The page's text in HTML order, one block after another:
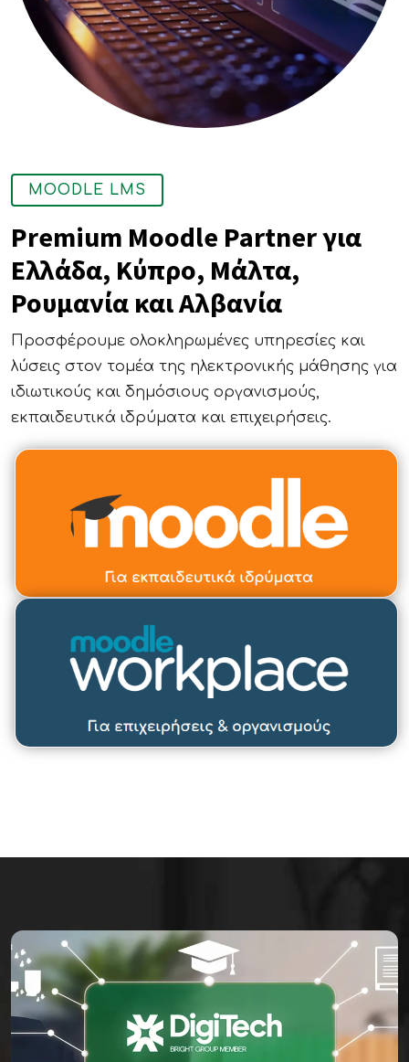
MOODLE LMS
Premium Moodle Partner για
Ελλάδα, Κύπρο, Μάλτα,
Ρουμανία και Αλβανία
Προσφέρουμε ολοκληρωμένες υπηρεσίες και
λύσεις στον τομέα της ηλεκτρονικής μάθησης για
ιδιωτικούς και δημόσιους οργανισμούς,
εκπαιδευτικά ιδρύματα και επιχειρήσεις.